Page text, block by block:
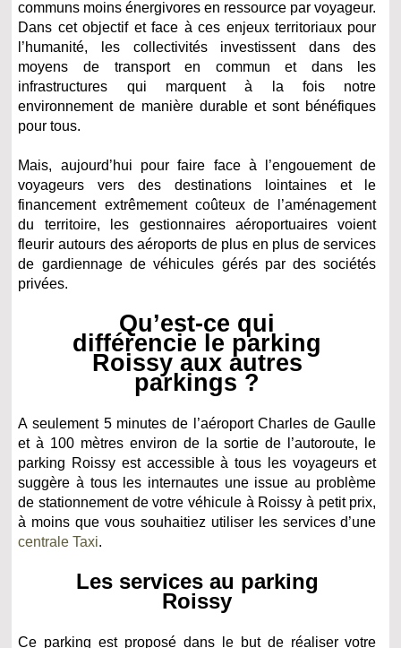
communs moins énergivores en ressource par voyageur.
Dans cet objectif et face à ces enjeux territoriaux pour
l’humanité, les collectivités investissent dans des
moyens de transport en commun et dans les
infrastructures qui marquent à la fois notre
environnement de manière durable et sont bénéfiques
pour tous.
Mais, aujourd’hui pour faire face à l’engouement de
voyageurs vers des destinations lointaines et le
financement extrêmement coûteux de l’aménagement
du territoire, les gestionnaires aéroportuaires voient
fleurir autours des aéroports de plus en plus de services
de gardiennage de véhicules gérés par des sociétés
privées.
Qu’est-ce qui
différencie le parking
Roissy aux autres
parkings ?
A seulement 5 minutes de l’aéroport Charles de Gaulle
et à 100 mètres environ de la sortie de l’autoroute, le
parking Roissy est accessible à tous les voyageurs et
suggère à tous les internautes une issue au problème
de stationnement de votre véhicule à Roissy à petit prix,
à moins que vous souhaitiez utiliser les services d’une
centrale Taxi.
Les services au parking
Roissy
Ce parking est proposé dans le but de réaliser votre